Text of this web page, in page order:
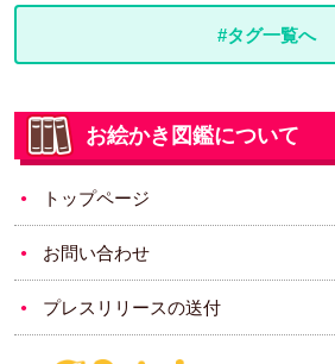
#タグ一覧へ
お絵かき図鑑について
トップページ
お問い合わせ
プレスリリースの送付